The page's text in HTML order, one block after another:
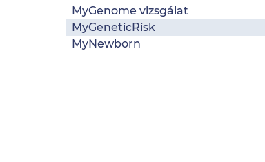
MyGenome vizsgálat
MyGeneticRisk
MyNewborn